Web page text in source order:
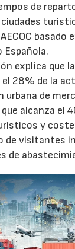
de
basado
Española.
explica que
28% de la
urbana de
alcanza el
y
de visitantes
de